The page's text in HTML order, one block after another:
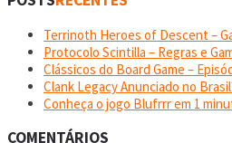
Terrinoth Heroes of Descent –
Protocolo Scintilla – Regras e
Clássicos do Board Game –
Clank Legacy Anunciado no
Conheça o jogo Blufrrr em 1
COMENTÁRIOS